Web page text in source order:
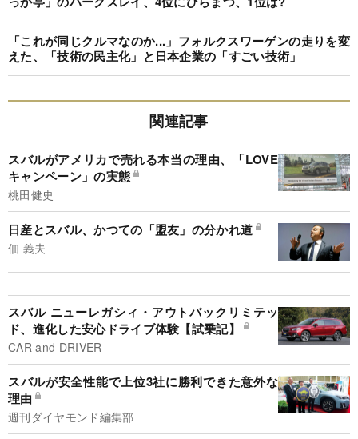
「これが同じクルマなのか...」フォルクスワーゲンの走りを変
えた、「技術の民主化」と日本企業の「すごい技術」
関連記事
スバルがアメリカで売れる本当の理由、「LOVE
キャンペーン」の実態
桃田健史
日産とスバル、かつての「盟友」の分かれ道
佃 義夫
スバル ニューレガシィ・アウトバックリミテッ
ド、進化した安心ドライブ体験【試乗記】
CAR and DRIVER
スバルが安全性能で上位3社に勝利できた意外な
理由
週刊ダイヤモンド編集部